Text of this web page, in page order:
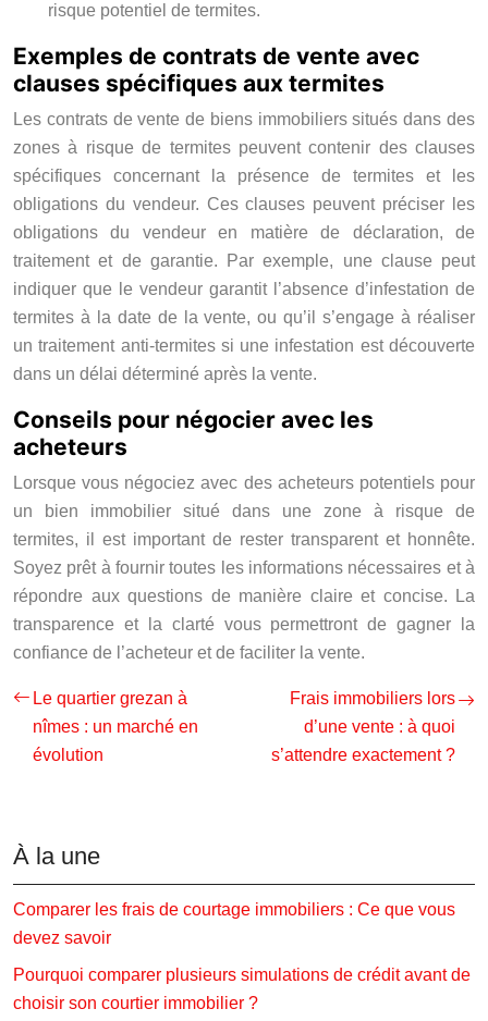
risque potentiel de termites.
Exemples de contrats de vente avec
clauses spécifiques aux termites
Les contrats de vente de biens immobiliers situés dans des
zones à risque de termites peuvent contenir des clauses
spécifiques concernant la présence de termites et les
obligations du vendeur. Ces clauses peuvent préciser les
obligations du vendeur en matière de déclaration, de
traitement et de garantie. Par exemple, une clause peut
indiquer que le vendeur garantit l’absence d’infestation de
termites à la date de la vente, ou qu’il s’engage à réaliser
un traitement anti-termites si une infestation est découverte
dans un délai déterminé après la vente.
Conseils pour négocier avec les
acheteurs
Lorsque vous négociez avec des acheteurs potentiels pour
un bien immobilier situé dans une zone à risque de
termites, il est important de rester transparent et honnête.
Soyez prêt à fournir toutes les informations nécessaires et à
répondre aux questions de manière claire et concise. La
transparence et la clarté vous permettront de gagner la
confiance de l’acheteur et de faciliter la vente.
Le quartier grezan à
nîmes : un marché en
évolution
Frais immobiliers lors
d’une vente : à quoi
s’attendre exactement ?
À la une
Comparer les frais de courtage immobiliers : Ce que vous
devez savoir
Pourquoi comparer plusieurs simulations de crédit avant de
choisir son courtier immobilier ?